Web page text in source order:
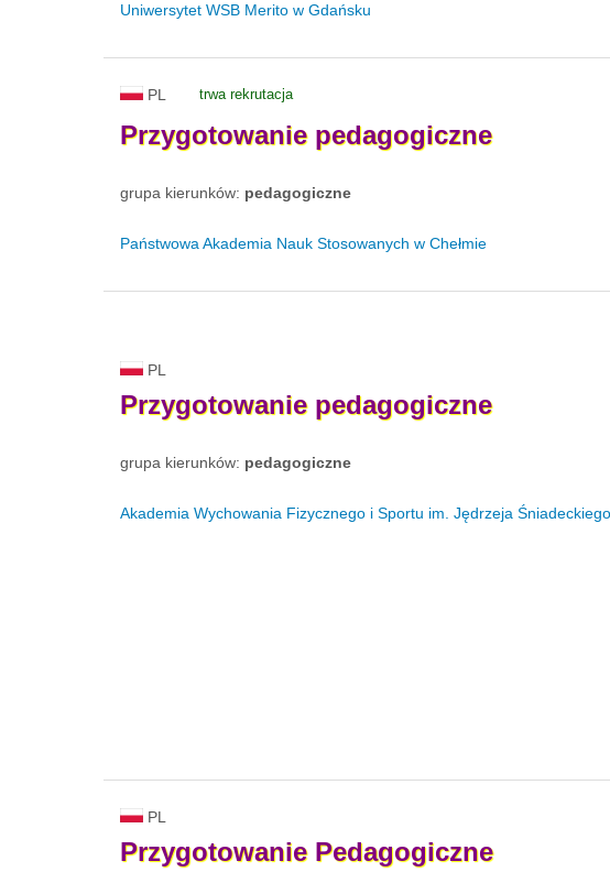
Uniwersytet WSB Merito w Gdańsku
PL trwa rekrutacja
Przygotowanie pedagogiczne
grupa kierunków: pedagogiczne
Państwowa Akademia Nauk Stosowanych w Chełmie
PL
Przygotowanie pedagogiczne
grupa kierunków: pedagogiczne
Akademia Wychowania Fizycznego i Sportu im. Jędrzeja
PL
Przygotowanie Pedagogiczne